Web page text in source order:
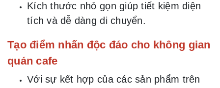
Kích thước nhỏ gọn giúp tiết kiệm diện
tích và dễ dàng di chuyển.
Tạo điểm nhấn độc đáo cho không gian
quán cafe
Với sự kết hợp của các sản phẩm trên